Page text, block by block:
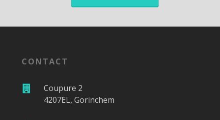
CONTACT
Coupure 2
4207EL, Gorinchem